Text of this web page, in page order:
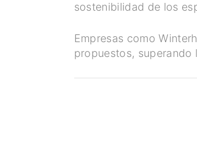
sostenibilidad de los
Empresas como
propuestos, superando